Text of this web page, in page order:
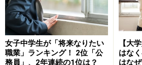
女子中学生が「将来なりたい
職業」ランキング！ 2位「公
務員」、2年連続の1位は？
【大
はな
はな